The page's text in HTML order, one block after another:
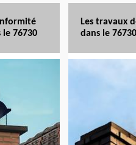
76730
Les travaux
dans le 76730